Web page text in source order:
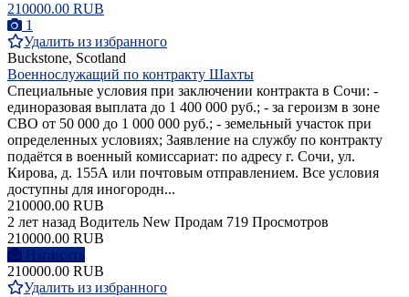
210000.00 RUB
1
Удалить из избранного
Buckstone, Scotland
Военнослужащий по контракту Шахты
Специальные условия при заключении контракта в Сочи: -
единоразовая выплата до 1 400 000 руб.; - за героизм в зоне
СВО от 50 000 до 1 000 000 руб.; - земельный участок при
определенных условиях; Заявление на службу по контракту
подаётся в военный комиссариат: по адресу г. Сочи, ул.
Кирова, д. 155А или почтовым отправлением. Все условия
доступны для иногородн...
210000.00 RUB
2 лет назад Водитель New Продам 719 Просмотров
210000.00 RUB
Написать
210000.00 RUB
Удалить из избранного